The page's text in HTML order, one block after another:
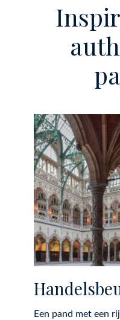
Een pand met een